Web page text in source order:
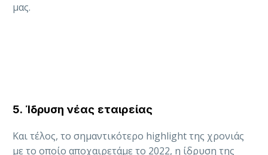
μας.
5. Ίδρυση νέας εταιρείας
Και τέλος, το σημαντικότερο highlight της χρονιάς
με το οποίο αποχαιρετάμε το 2022, η ίδρυση της